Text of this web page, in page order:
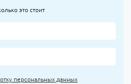
это стоит
персональных данных